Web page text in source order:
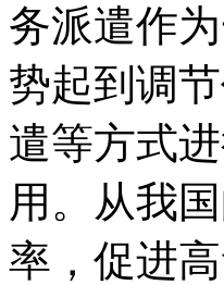
务派遣作
势起到调
遣等方式
用。从我
率，促进